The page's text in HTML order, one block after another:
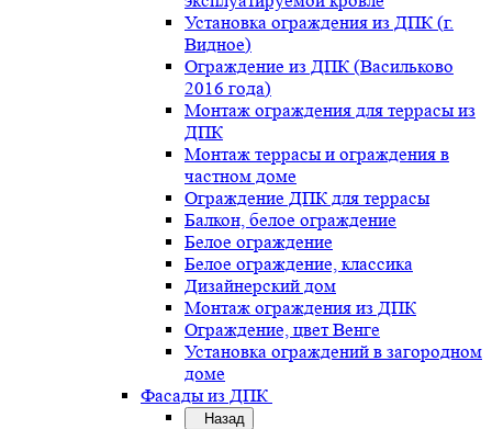
Установка ограждения из ДПК (г.
Видное)
Ограждение из ДПК (Васильково
2016 года)
Монтаж ограждения для террасы из
ДПК
Монтаж террасы и ограждения в
частном доме
Ограждение ДПК для террасы
Балкон, белое ограждение
Белое ограждение
Белое ограждение, классика
Дизайнерский дом
Монтаж ограждения из ДПК
Ограждение, цвет Венге
Установка ограждений в загородном
доме
Фасады из ДПК
Назад